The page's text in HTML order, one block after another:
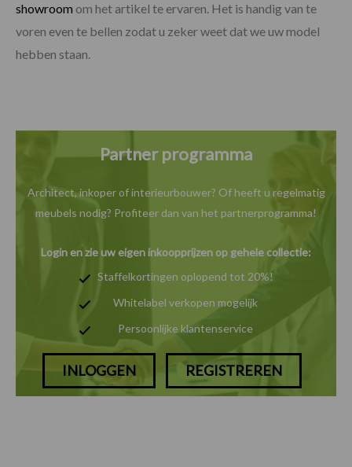
showroom om het artikel te ervaren. Het is handig van te
voren even te bellen zodat u zeker weet dat we uw model
hebben staan.
Partner programma
Architect, inkoper of interieurbouwer? Of heeft u regelmatig
meubels nodig? Profiteer dan van het partnerprogramma!
Login en zie uw eigen inkoopprijzen op gehele collectie:
Staffelkortingen oplopend tot 20%!
Whitelabel verkopen mogelijk
Persoonlijke klantenservice
INLOGGEN REGISTREREN